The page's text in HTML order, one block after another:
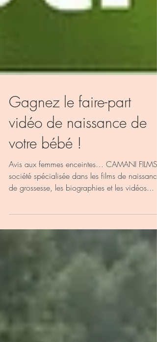
Gagnez le faire-part
vidéo de naissance de
votre bébé !
Avis aux femmes enceintes… CAMANI FILMS,
de grossesse, les biographies et les vidéos...